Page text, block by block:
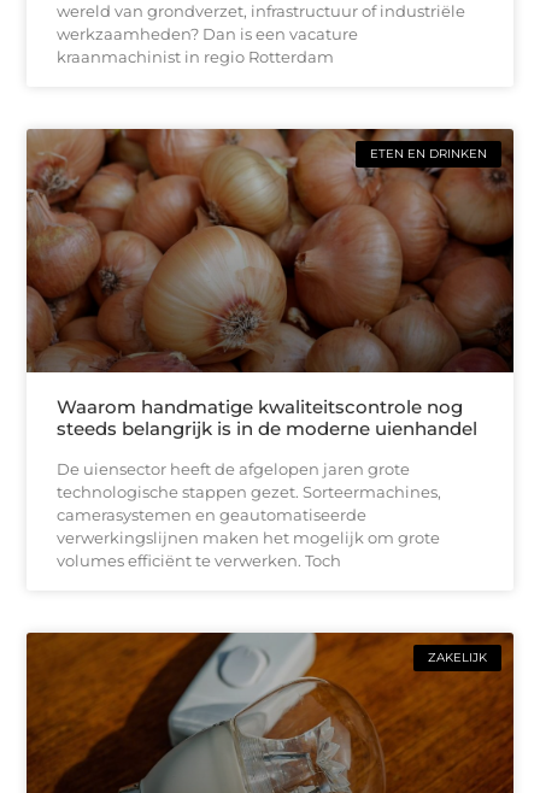
wereld van grondverzet, infrastructuur of industriële
werkzaamheden? Dan is een vacature
kraanmachinist in regio Rotterdam
ETEN EN DRINKEN
Waarom handmatige kwaliteitscontrole nog
steeds belangrijk is in de moderne uienhandel
De uiensector heeft de afgelopen jaren grote
technologische stappen gezet. Sorteermachines,
camerasystemen en geautomatiseerde
verwerkingslijnen maken het mogelijk om grote
volumes efficiënt te verwerken. Toch
ZAKELIJK